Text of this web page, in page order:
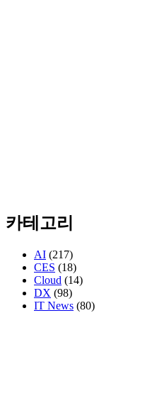
카테고리
AI (217)
CES (18)
Cloud (14)
DX (98)
IT News (80)